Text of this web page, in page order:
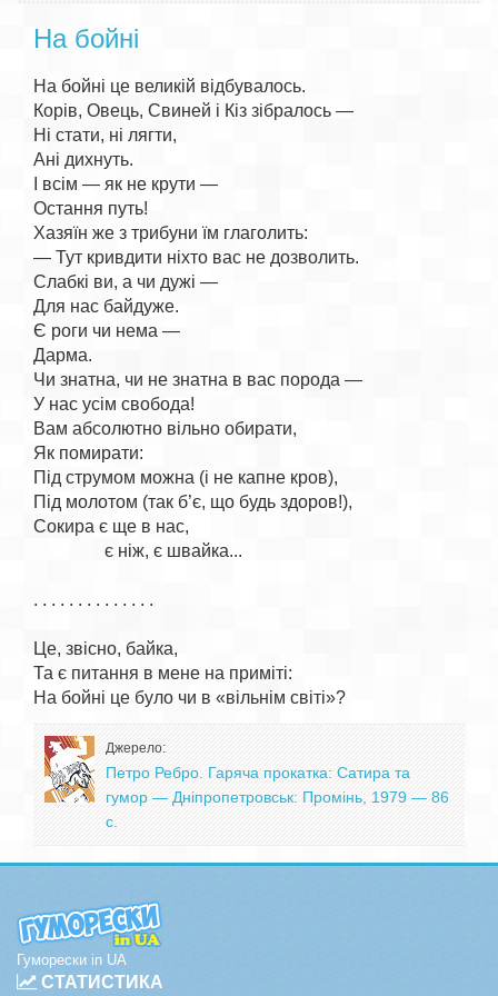
На бойні
На бойні це великій відбувалось.
Корів, Овець, Свиней і Кіз зібралось —
Ні стати, ні лягти,
Ані дихнуть.
І всім — як не крути —
Остання путь!
Хазяїн же з трибуни їм глаголить:
— Тут кривдити ніхто вас не дозволить.
Слабкі ви, а чи дужі —
Для нас байдуже.
Є роги чи нема —
Дарма.
Чи знатна, чи не знатна в вас порода —
У нас усім свобода!
Вам абсолютно вільно обирати,
Як помирати:
Під струмом можна (і не капне кров),
Під молотом (так б’є, що будь здоров!),
Сокира є ще в нас,
                є ніж, є швайка...
. . . . . . . . . . . . . .
Це, звісно, байка,
Та є питання в мене на приміті:
Джерело:
Петро Ребро. Гаряча прокатка: Сатира та
гумор — Дніпропетровськ: Промінь, 1979 — 86
с.
Гуморески in UA
СТАТИСТИКА